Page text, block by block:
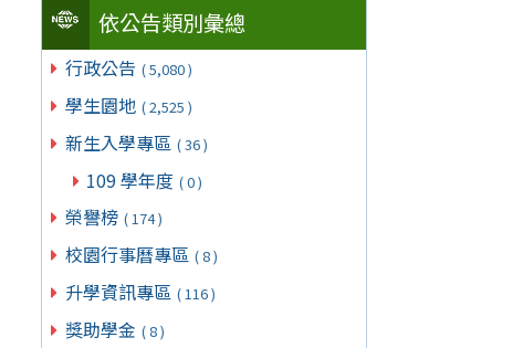
依公告類別彙總
行政公告 ( 5,080 )
學生園地 ( 2,525 )
新生入學專區 ( 36 )
109 學年度 ( 0 )
榮譽榜 ( 174 )
校園行事曆專區 ( 8 )
升學資訊專區 ( 116 )
獎助學金 ( 8 )